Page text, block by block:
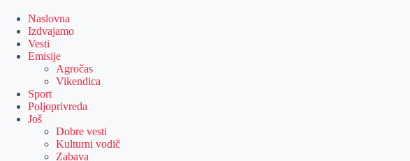
content
Naslovna
Izdvajamo
Vesti
Emisije
Agročas
Vikendica
Sport
Poljoprivreda
Još
Dobre vesti
Kulturni vodič
Zabava